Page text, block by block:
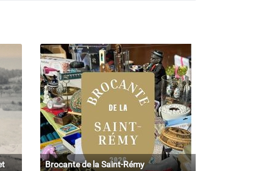
Brocante de la Saint-Rémy